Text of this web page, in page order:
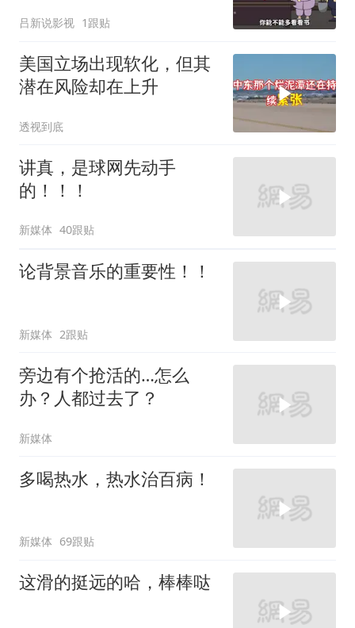
吕新说影视 1跟贴
美国立场出现软化，但其
潜在风险却在上升
透视到底
讲真，是球网先动手
的！！！
新媒体 40跟贴
论背景音乐的重要性！！
新媒体 2跟贴
旁边有个抢活的…怎么
办？人都过去了？
新媒体
多喝热水，热水治百病！
新媒体 69跟贴
这滑的挺远的哈，棒棒哒